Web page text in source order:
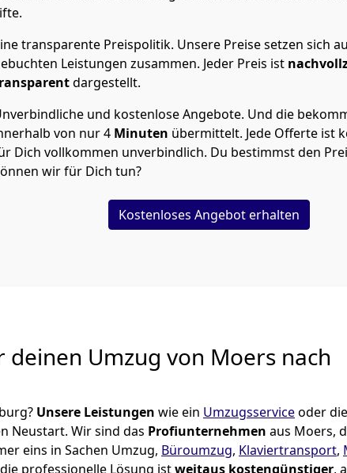
transparente Preispolitik. Unsere Preise setzen sich
Leistungen zusammen. Jeder Preis ist
dargestellt.
und kostenlose Angebote. Und die
von nur4 Minuten übermittelt. Jede Offerte ist
Dich vollkommen unverbindlich. Du bestimmst den
wir für Dich tun?
Kostenloses Angebot erhalten
deinen Umzug von Moers nach
Unsere Leistungen wie ein Umzugsserviceoder die
Neustart. Wir sind das Profiunternehmen aus Moers,
eins in Sachen Umzug, Büroumzug, Klaviertransport,
professionelle Lösung istweitaus kostengünstiger,